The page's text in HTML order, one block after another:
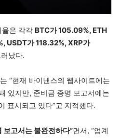
은 각각 BTC가 105.09%, ETH
USDT가 118.32%, XRP가
났다.
“현재 바이낸스의 웹사이트에는
있지만, 준비금 증명 보고서에는
표시되고 있다”고 지적했다.
보고서는 불완전하다”면서, “업계